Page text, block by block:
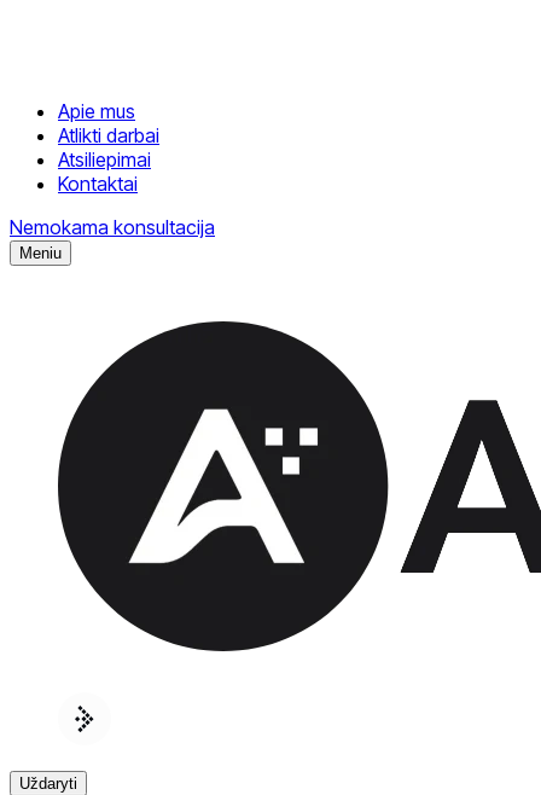
Apie mus
Atlikti darbai
Atsiliepimai
Kontaktai
Nemokama konsultacija
Meniu
Uždaryti